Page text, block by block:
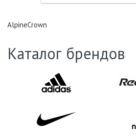
AlpineCrown
Каталог брендов